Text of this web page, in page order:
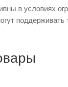
в условиях
поддерживать